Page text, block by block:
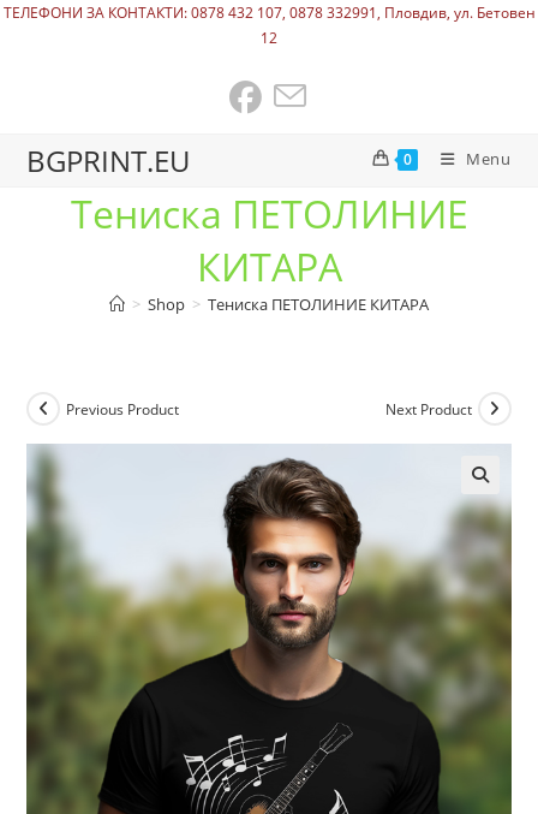
ТЕЛЕФОНИ ЗА КОНТАКТИ: 0878 432 107, 0878 332991, Пловдив, ул. Бетовен
12
BGPRINT.EU 0 Menu
Тениска ПЕТОЛИНИЕ
КИТАРА
> Shop > Тениска ПЕТОЛИНИЕ КИТАРА
Previous Product Next Product